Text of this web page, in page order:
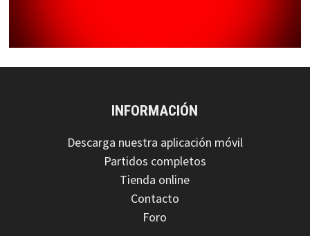
INFORMACIÓN
Descarga nuestra aplicación móvil
Partidos completos
Tienda online
Contacto
Foro